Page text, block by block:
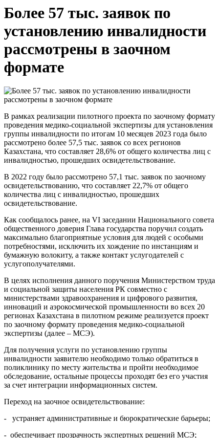
Более 57 тыс. заявок по
установлению инвалидности
рассмотрены в заочном
формате
В рамках реализации пилотного проекта по заочному формату
проведения медико-социальной экспертизы для установления
группы инвалидности по итогам 10 месяцев 2023 года было
рассмотрено более 57,5 тыс. заявок со всех регионов
Казахстана, что составляет 28,6% от общего количества лиц с
инвалидностью, прошедших освидетельствование.
В 2022 году было рассмотрено 57,1 тыс. заявок по заочному
освидетельствованию, что составляет 22,7% от общего
количества лиц с инвалидностью, прошедших
освидетельствование.
Как сообщалось ранее, на VI заседании Национального совета
общественного доверия Глава государства поручил создать
максимально благоприятные условия для людей с особыми
потребностями, исключить их хождение по инстанциям и
бумажную волокиту, а также контакт услугодателей с
услугополучателями.
В целях исполнения данного поручения Министерством труда
и социальной защиты населения РК совместно с
министерствами здравоохранения и цифрового развития,
инноваций и аэрокосмической промышленности во всех 20
регионах Казахстана в пилотном режиме реализуется проект
по заочному формату проведения медико-социальной
экспертизы (далее – МСЭ).
Для получения услуги по установлению группы
инвалидности заявителю необходимо только обратиться в
поликлинику по месту жительства и пройти необходимое
обследование, остальные процессы проходят без его участия
за счет интеграции информационных систем.
Переход на заочное освидетельствование:
- устраняет административные и бюрократические барьеры;
- обеспечивает прозрачность экспертных решений МСЭ;